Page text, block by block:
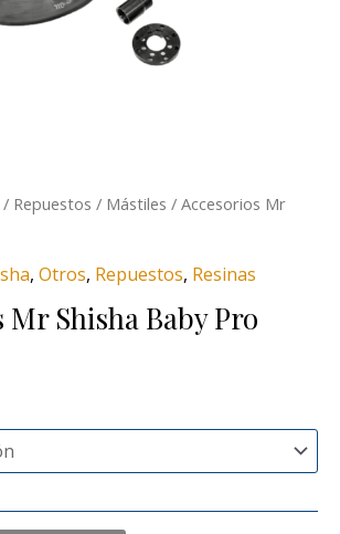
/ Repuestos / Mástiles / Accesorios Mr
, Otros, Repuestos, Resinas
Mr Shisha Baby Pro